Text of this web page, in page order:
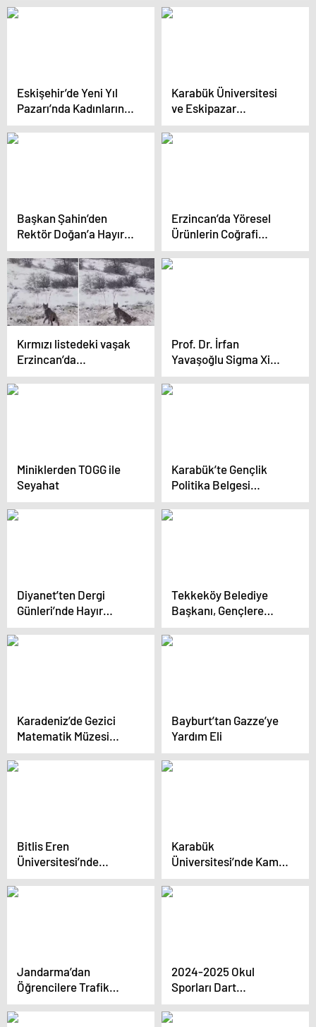
Eskişehir’de Yeni Yıl
Pazarı’nda Kadınların
El Emeği Ürünleri İlgi
Gördü
Karabük Üniversitesi
ve Eskipazar
Belediyesi İş Birliği
Toplantısı
Başkan Şahin’den
Rektör Doğan’a Hayırlı
Olsun Ziyareti
Erzincan’da Yöresel
Ürünlerin Coğrafi
İşaret Tanıtımı Yapıldı
Kırmızı listedeki vaşak
Erzincan’da
kameralara yakalandı
Prof. Dr. İrfan
Yavaşoğlu Sigma Xi
Üyesi Oldu
Miniklerden TOGG ile
Seyahat
Karabük’te Gençlik
Politika Belgesi
Çalıştayı
Diyanet’ten Dergi
Günleri’nde Hayır
Çağrısı
Tekkeköy Belediye
Başkanı, Gençlere
Umut Olmak İçin Rol
Model Oldu
Karadeniz’de Gezici
Matematik Müzesi
Açıldı
Bayburt’tan Gazze’ye
Yardım Eli
Bitlis Eren
Üniversitesi’nde
‘Kardeşimin Dolabı’
Projesi ile Dayanışma
Karabük
Üniversitesi’nde Kamu
Politikaları
Değerlendirme
Jandarma’dan
Öğrencilere Trafik
Eğitimi
2024-2025 Okul
Sporları Dart
Müsabakaları
Tamamlandı